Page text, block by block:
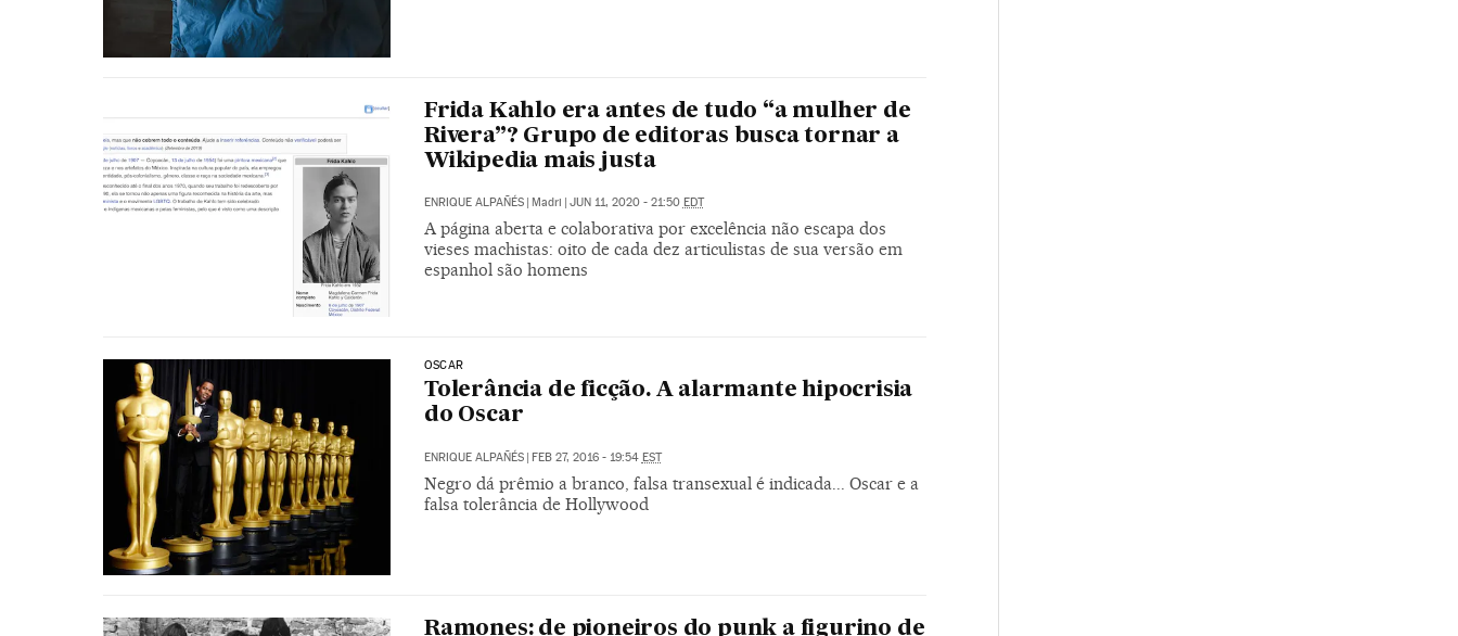
Frida Kahlo era antes de tudo “a mulher de
Rivera”? Grupo de editoras busca tornar a
Wikipedia mais justa
ENRIQUE ALPAÑÉS | Madri | JUN 11, 2020 - 21:50 EDT
A página aberta e colaborativa por excelência não escapa dos
vieses machistas: oito de cada dez articulistas de sua versão em
espanhol são homens
OSCAR
Tolerância de ficção. A alarmante hipocrisia
do Oscar
ENRIQUE ALPAÑÉS | FEB 27, 2016 - 19:54 EST
Negro dá prêmio a branco, falsa transexual é indicada... Oscar e a
falsa tolerância de Hollywood
Ramones: de pioneiros do punk a figurino de